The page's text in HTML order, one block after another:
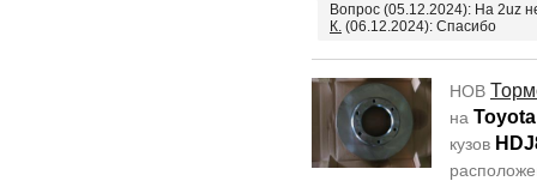
Вопрос (05.12.2024): На 2uz
К. (06.12.2024): Спасибо
НОВ
на
кузов